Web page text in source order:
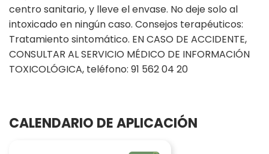
centro sanitario, y lleve el envase. No deje solo al
intoxicado en ningún caso. Consejos terapéuticos:
Tratamiento sintomático. EN CASO DE ACCIDENTE,
CONSULTAR AL SERVICIO MÉDICO DE INFORMACIÓN
TOXICOLÓGICA, teléfono: 91 562 04 20
CALENDARIO DE APLICACIÓN